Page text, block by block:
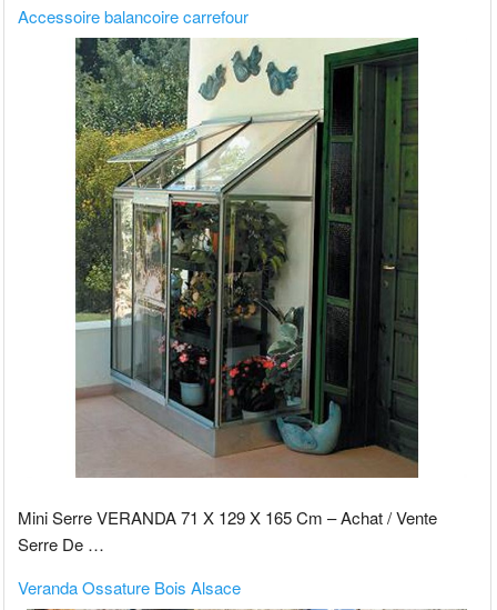
Accessoire balancoire carrefour
Mini Serre VERANDA 71 X 129 X 165 Cm – Achat / Vente
Serre De …
Veranda Ossature Bois Alsace